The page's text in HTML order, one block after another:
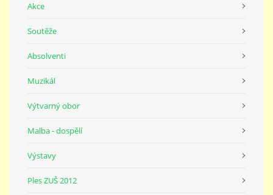
Akce
Soutěže
Absolventi
Muzikál
Výtvarný obor
Malba - dospělí
Výstavy
Ples ZUŠ 2012